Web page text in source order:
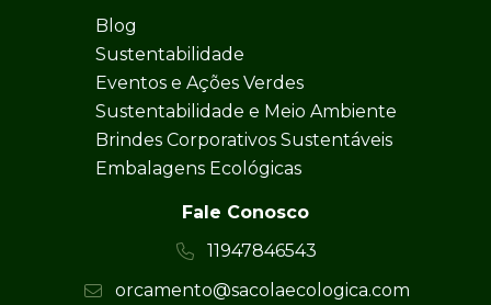
Blog
Sustentabilidade
Eventos e Ações Verdes
Sustentabilidade e Meio Ambiente
Brindes Corporativos Sustentáveis
Embalagens Ecológicas
Fale Conosco
11947846543
orcamento@sacolaecologica.com